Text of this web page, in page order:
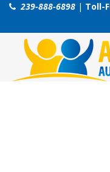
239-888-6898 | Toll-